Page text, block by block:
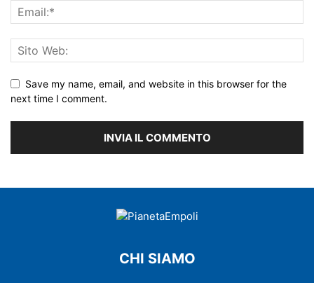
Save my name, email, and website in this browser for the
next time I comment.
CHI SIAMO